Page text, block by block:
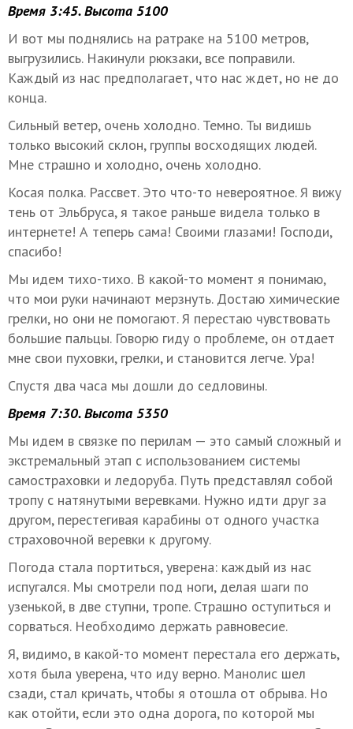
Время 3:45. Высота 5100
И вот мы поднялись на ратраке на 5100 метров,
выгрузились. Накинули рюкзаки, все поправили.
Каждый из нас предполагает, что нас ждет, но не до
конца.
Сильный ветер, очень холодно. Темно. Ты видишь
только высокий склон, группы восходящих людей.
Мне страшно и холодно, очень холодно.
Косая полка. Рассвет. Это что-то невероятное. Я вижу
тень от Эльбруса, я такое раньше видела только в
интернете! А теперь сама! Своими глазами! Господи,
спасибо!
Мы идем тихо-тихо. В какой-то момент я понимаю,
что мои руки начинают мерзнуть. Достаю химические
грелки, но они не помогают. Я перестаю чувствовать
большие пальцы. Говорю гиду о проблеме, он отдает
мне свои пуховки, грелки, и становится легче. Ура!
Спустя два часа мы дошли до седловины.
Время 7:30. Высота 5350
Мы идем в связке по перилам — это самый сложный и
экстремальный этап с использованием системы
самостраховки и ледоруба. Путь представлял собой
тропу с натянутыми веревками. Нужно идти друг за
другом, перестегивая карабины от одного участка
страховочной веревки к другому.
Погода стала портиться, уверена: каждый из нас
испугался. Мы смотрели под ноги, делая шаги по
узенькой, в две ступни, тропе. Страшно оступиться и
сорваться. Необходимо держать равновесие.
Я, видимо, в какой-то момент перестала его держать,
хотя была уверена, что иду верно. Манолис шел
сзади, стал кричать, чтобы я отошла от обрыва. Но
как отойти, если это одна дорога, по которой мы